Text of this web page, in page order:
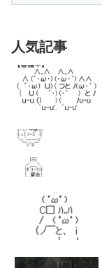
人気記事